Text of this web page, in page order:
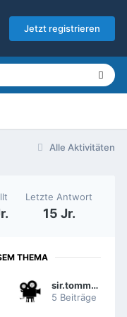
Jetzt registrieren
Alle Aktivitäten
Letzte Antwort
15 Jr.
THEMA
sir.tommes
5 Beiträge